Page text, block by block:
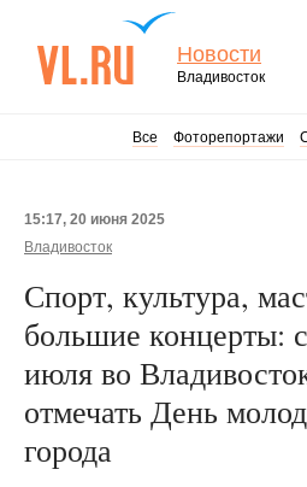
Новости
Владивосток
Все Фоторепортажи
15:17, 20 июня 2025
Владивосток
Спорт, культура,
большие концерты:
июля во
отмечать День
города